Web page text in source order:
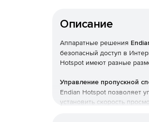
Описание
Аппаратные решения
безопасный доступ в
Hotspot имеют разные
Управление пропускной
Endian Hotspot позволяет
установить скорость